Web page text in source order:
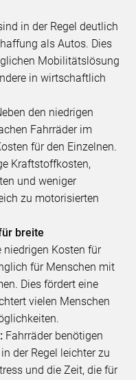
in der Regel deutlich
als Autos. Dies
Mobilitätslösung
in wirtschaftlich
den niedrigen
Fahrräder im
für den Einzelnen.
Kraftstoffkosten,
und weniger
zu motorisierten
breite
niedrigen Kosten für
für Menschen mit
Dies fördert eine
vielen Menschen
Fahrräder benötigen
der Regel leichter zu
und die Zeit, die für